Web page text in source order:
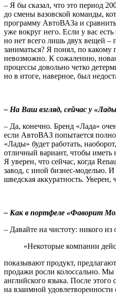
– Я бы сказал, что это период
до смены вазовской команды,
программу АвтоВАЗа и сравнить
уже вокруг него. Если у вас
но нет всего лишь двух вещей
заниматься? Я понял, по какому
невозможно. К сожалению, новая
процессы довольно четко
но в итоге, наверное, был
– На Ваш взгляд, сейчас у
– Да, конечно. Бренд «Лада»
если АвтоВАЗ попытается
«Лады» будет работать,
отличный вариант, чтобы иметь
Я уверен, что сейчас, когда
завод, с иной бизнес-моделью.
шведская аккуратность. Уверен,
– Как в портфеле «Фаворит
– Давайте на чистоту: никого
«Некоторые компании
показывают продукт,
продажи росли колоссально. Мы
английского языка. После
на взаимной удовлетворенности